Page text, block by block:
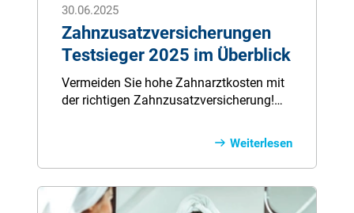
30.06.2025
Zahnzusatzversicherungen
Testsieger 2025 im Überblick
Ver­mei­den Sie ho­he Zahn­arzt­kos­ten mit
der rich­ti­gen Zahn­zu­satz­ver­si­che­rung!
test al­le be­ste­hen­den Ta­ri­fe un­ter die Lu­
pe ge­nom­men. Hier le­sen Sie, wie die
Tests durch­ge­führt wur­den und wie vie­le
Zahn­zu­satz­ver­si­che­run­gen als Test­sie­ger
her­vor­gin­gen.
Weiterlesen